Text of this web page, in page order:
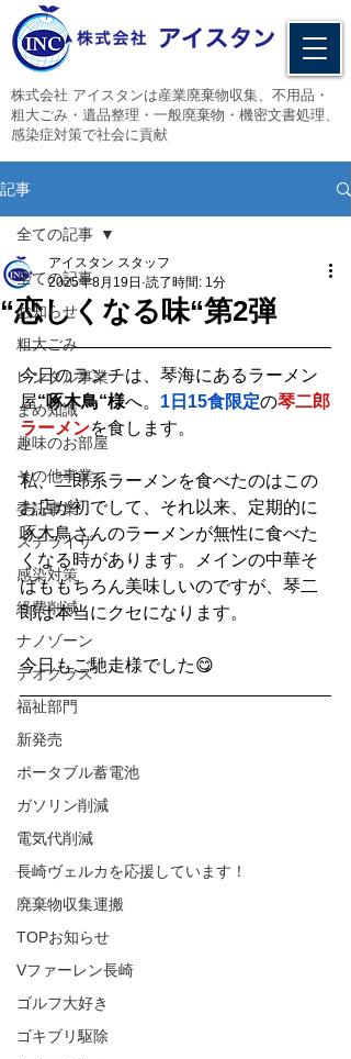
​株式会社 アイスタンは産業廃棄物収集、不用品・
粗大ごみ・遺品整理・一般廃棄物・機密文書処理、
感染症対策で社会に貢献
記事
全ての記事
お知らせ
粗大ごみ
レンタル事業
まめ知識
趣味のお部屋
その他事業
委託事業
ステライザ
感染対策
経費削減
ナノゾーン
デオグラス
福祉部門
新発売
ポータブル蓄電池
ガソリン削減
電気代削減
長崎ヴェルカを応援しています！
廃棄物収集運搬
TOPお知らせ
Vファーレン長崎
ゴルフ大好き
ゴキブリ駆除
全ての記事
“恋しくなる味“第2弾
アイスタン スタッフ
2025年8月19日 読了時間: 1分
今日のランチは、琴海にあるラーメン
屋“啄木鳥“様へ。 1日15食限定の琴二郎
ラーメンを食します。
私、二郎系ラーメンを食べたのはこの
お店が初でして、それ以来、定期的に
啄木鳥さんのラーメンが無性に食べた
くなる時があります。メインの中華そ
ばももちろん美味しいのですが、琴二
郎は本当にクセになります。
今日もご馳走様でした😋